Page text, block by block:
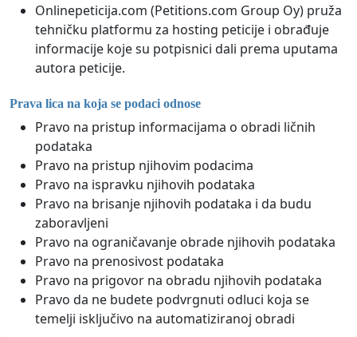
Onlinepeticija.com (Petitions.com Group Oy) pruža
tehničku platformu za hosting peticije i obrađuje
informacije koje su potpisnici dali prema uputama
autora peticije.
Prava lica na koja se podaci odnose
Pravo na pristup informacijama o obradi ličnih
podataka
Pravo na pristup njihovim podacima
Pravo na ispravku njihovih podataka
Pravo na brisanje njihovih podataka i da budu
zaboravljeni
Pravo na ograničavanje obrade njihovih podataka
Pravo na prenosivost podataka
Pravo na prigovor na obradu njihovih podataka
Pravo da ne budete podvrgnuti odluci koja se
temelji isključivo na automatiziranoj obradi